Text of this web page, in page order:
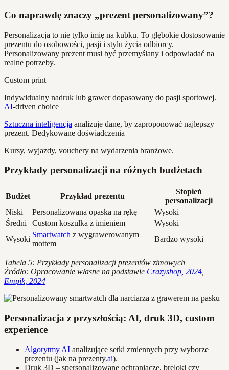
Co naprawdę znaczy „prezent personalizowany”?
Personalizacja to nie tylko imię na kubku. To głębokie dostosowanie
prezentu do osobowości, pasji i stylu życia odbiorcy.
Personalizowany prezent musi być przemyślany i odpowiadać na
realne potrzeby.
Custom print
Indywidualny nadruk lub grawer dopasowany do pasji sportowej.
AI-driven choice
Sztuczna inteligencja analizuje dane, by zaproponować najlepszy
prezent. Dedykowane doświadczenia
Kursy, wyjazdy, vouchery na wydarzenia branżowe.
Przykłady personalizacji na różnych budżetach
Budżet Przykład prezentu
Stopień
personalizacji
Niski
Personalizowana opaska na rękę
Wysoki
Średni
Custom koszulka z imieniem
Wysoki
Wysoki
Smartwatch z wygrawerowanym
mottem
Bardzo wysoki
Tabela 5: Przykłady personalizacji prezentów zimowych
Źródło: Opracowanie własne na podstawie Crazyshop, 2024
Empik, 2024
Personalizacja z przyszłością: AI, druk 3D, custom
experience
Algorytmy AI analizujące setki zmiennych przy wyborze
prezentu (jak na prezenty.ai).
Druk 3D – spersonalizowane ochraniacze, breloki czy